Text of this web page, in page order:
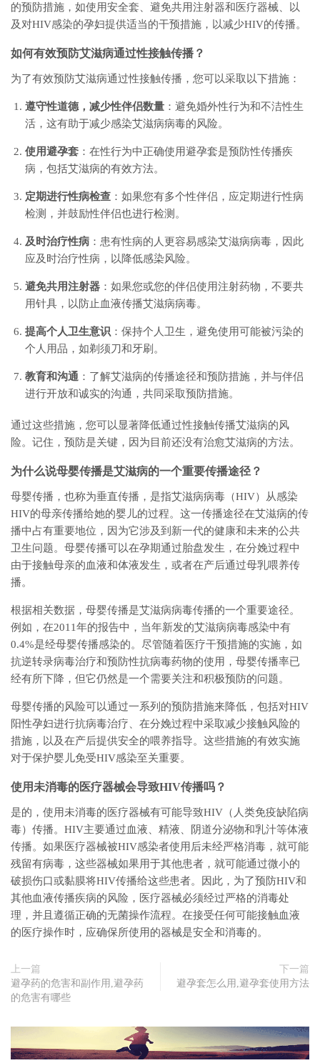
的预防措施，如使用安全套、避免共用注射器和医疗器械、以
及对HIV感染的孕妇提供适当的干预措施，以减少HIV的传播。
如何有效预防艾滋病通过性接触传播？
为了有效预防艾滋病通过性接触传播，您可以采取以下措施：
遵守性道德，减少性伴侣数量 ：避免婚外性行为和不洁性生
活，这有助于减少感染艾滋病病毒的风险。
使用避孕套 ：在性行为中正确使用避孕套是预防性传播疾
病，包括艾滋病的有效方法。
定期进行性病检查 ：如果您有多个性伴侣，应定期进行性病
检测，并鼓励性伴侣也进行检测。
及时治疗性病 ：患有性病的人更容易感染艾滋病病毒，因此
应及时治疗性病，以降低感染风险。
避免共用注射器 ：如果您或您的伴侣使用注射药物，不要共
用针具，以防止血液传播艾滋病病毒。
提高个人卫生意识 ：保持个人卫生，避免使用可能被污染的
个人用品，如剃须刀和牙刷。
教育和沟通 ：了解艾滋病的传播途径和预防措施，并与伴侣
进行开放和诚实的沟通，共同采取预防措施。
通过这些措施，您可以显著降低通过性接触传播艾滋病的风
险。记住，预防是关键，因为目前还没有治愈艾滋病的方法。
为什么说母婴传播是艾滋病的一个重要传播途径？
母婴传播，也称为垂直传播，是指艾滋病病毒（HIV）从感染
HIV的母亲传播给她的婴儿的过程。这一传播途径在艾滋病的传
播中占有重要地位，因为它涉及到新一代的健康和未来的公共
卫生问题。母婴传播可以在孕期通过胎盘发生，在分娩过程中
由于接触母亲的血液和体液发生，或者在产后通过母乳喂养传
播。
根据相关数据，母婴传播是艾滋病病毒传播的一个重要途径。
例如，在2011年的报告中，当年新发的艾滋病病毒感染中有
0.4%是经母婴传播感染的。尽管随着医疗干预措施的实施，如
抗逆转录病毒治疗和预防性抗病毒药物的使用，母婴传播率已
经有所下降，但它仍然是一个需要关注和积极预防的问题。
母婴传播的风险可以通过一系列的预防措施来降低，包括对HIV
阳性孕妇进行抗病毒治疗、在分娩过程中采取减少接触风险的
措施，以及在产后提供安全的喂养指导。这些措施的有效实施
对于保护婴儿免受HIV感染至关重要。
使用未消毒的医疗器械会导致HIV传播吗？
是的，使用未消毒的医疗器械有可能导致HIV（人类免疫缺陷病
毒）传播。HIV主要通过血液、精液、阴道分泌物和乳汁等体液
传播。如果医疗器械被HIV感染者使用后未经严格消毒，就可能
残留有病毒，这些器械如果用于其他患者，就可能通过微小的
破损伤口或黏膜将HIV传播给这些患者。因此，为了预防HIV和
其他血液传播疾病的风险，医疗器械必须经过严格的消毒处
理，并且遵循正确的无菌操作流程。在接受任何可能接触血液
的医疗操作时，应确保所使用的器械是安全和消毒的。
上一篇
避孕药的危害和副作用,避孕药
的危害有哪些
下一篇
避孕套怎么用,避孕套使用方法